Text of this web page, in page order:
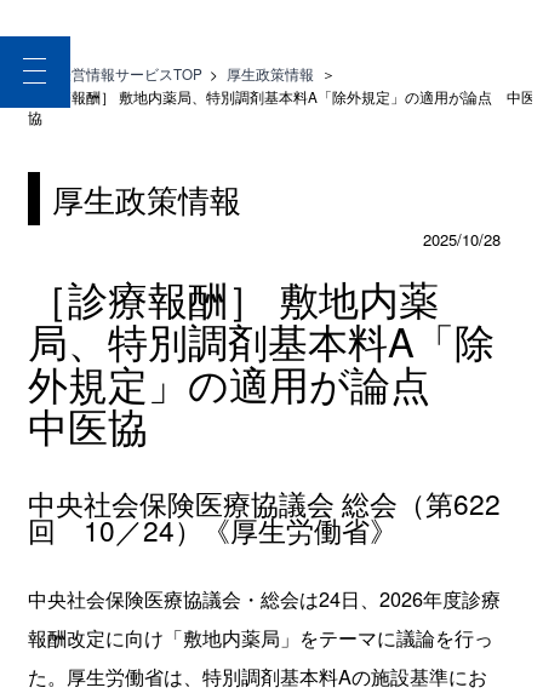
toggle
navigation
医療経営情報サービスTOP > 厚生政策情報 ＞
［診療報酬］ 敷地内薬局、特別調剤基本料A「除外規定」の適用が論点 中医
協
厚生政策情報
2025/10/28
［診療報酬］ 敷地内薬
局、特別調剤基本料A「除
外規定」の適用が論点
中医協
中央社会保険医療協議会 総会（第622
回 10／24）《厚生労働省》
中央社会保険医療協議会・総会は24日、2026年度診療
報酬改定に向け「敷地内薬局」をテーマに議論を行っ
た。厚生労働省は、特別調剤基本料Aの施設基準にお